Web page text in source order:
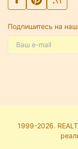
Подпишитесь на
1999-2026.